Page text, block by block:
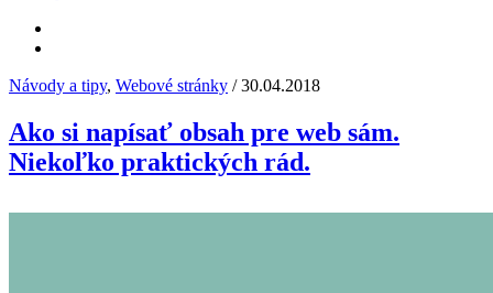
Návody a tipy, Webové stránky / 30.04.2018
Ako si napísať obsah pre web sám.
Niekoľko praktických rád.